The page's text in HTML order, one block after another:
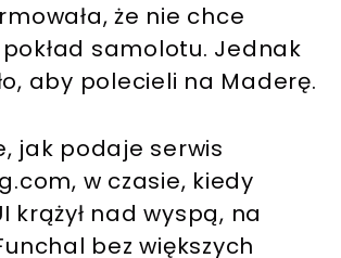
że nie chce
samolotu. Jednak
aby polecieli na Maderę.
jak podaje serwis
w czasie, kiedy
krążył nad wyspą, na
bez większych